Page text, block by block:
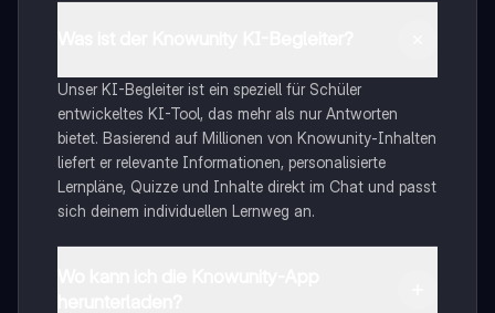
Unser KI-Begleiter ist ein speziell für Schüler
entwickeltes KI-Tool, das mehr als nur Antworten
bietet. Basierend auf Millionen von Knowunity-Inhalten
liefert er relevante Informationen, personalisierte
Lernpläne, Quizze und Inhalte direkt im Chat und passt
sich deinem individuellen Lernweg an.